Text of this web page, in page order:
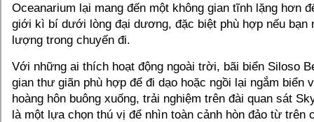
Oceanarium lại mang đến một không gian tĩnh lặng hơn
giới kì bí dưới lòng đại dương, đặc biệt phù hợp nếu bạn
lượng trong chuyến đi.
Với những ai thích hoạt động ngoài trời, bãi biển Siloso
gian thư giãn phù hợp để đi dạo hoặc ngồi lại ngắm biển
hoàng hôn buông xuống, trải nghiệm trên đài quan sát
là một lựa chọn thú vị để nhìn toàn cảnh hòn đảo từ trên